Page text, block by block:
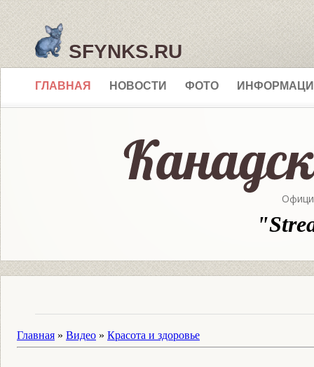
SFYNKS.RU
ГЛАВНАЯ НОВОСТИ ФОТО
Главная » Видео » Красота и здоровье